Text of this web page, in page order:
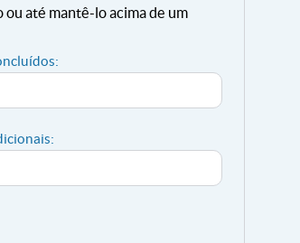
até mantê-lo acima de um